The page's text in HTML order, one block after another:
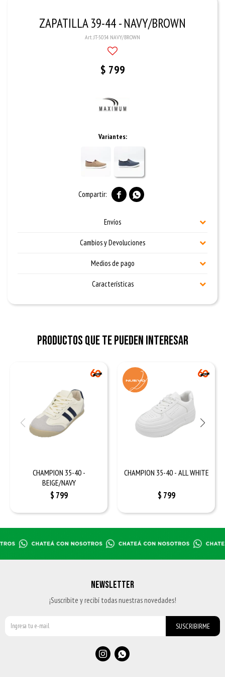
ZAPATILLA 39-44 - NAVY/BROWN
JT-5034 NAVY/BROWN
$ 799
Variantes:
 
Envíos
Cambios y Devoluciones
Medios de pago
Características
Productos que te pueden interesar
CHAMPION 35-40 -
BEIGE/NAVY
$ 799
CHAMPION 35-40 - ALL WHITE
$ 799
NEWSLETTER
¡Suscribite y recibí todas nuestras novedades!
SUSCRIBIRME
 